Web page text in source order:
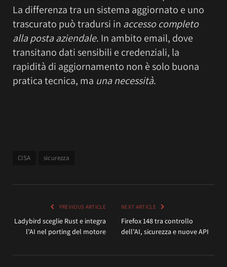
La differenza tra un sistema aggiornato e uno
trascurato può tradursi in accesso completo
alla posta aziendale. In ambito email, dove
transitano dati sensibili e credenziali, la
rapidità di aggiornamento non è solo buona
pratica tecnica, ma una necessità.
CISA sicurezza
PREVIOUS ARTICLE
Ladybird sceglie Rust e integra
l’AI nel porting del motore
NEXT ARTICLE
Firefox 148 tra controllo
dell’AI, sicurezza e nuove API